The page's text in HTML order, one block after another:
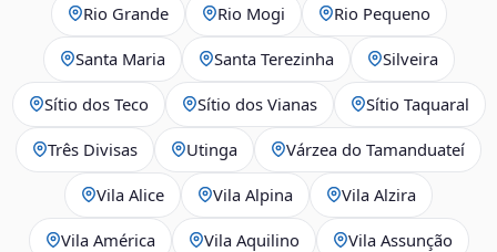
Rio Grande Rio Mogi Rio Pequeno
Santa Maria Santa Terezinha Silveira
Sítio dos Teco Sítio dos Vianas Sítio Taquaral
Três Divisas Utinga Várzea do Tamanduateí
Vila Alice Vila Alpina Vila Alzira
Vila América Vila Aquilino Vila Assunção